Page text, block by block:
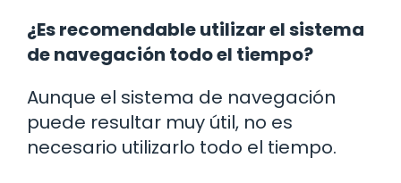
¿Es recomendable utilizar el sistema
de navegación todo el tiempo?
Aunque el sistema de navegación
puede resultar muy útil, no es
necesario utilizarlo todo el tiempo.